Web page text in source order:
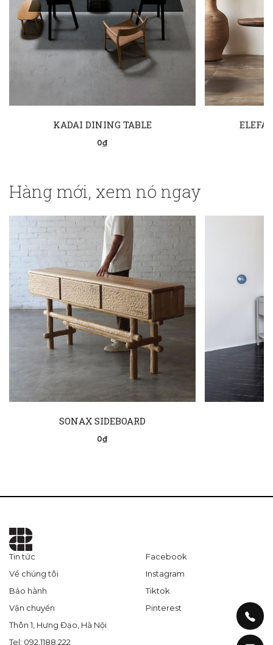
KADAI DINING TABLE
0₫
Hàng mới, xem nó ngay
SONAX SIDEBOARD
0₫
Tin tức
Về chúng tôi
Bảo hành
Vận chuyển
Facebook
Instagram
Tiktok
Pinterest
Thôn 1, Hưng Đạo, Hà Nội
Tel: 092.1188.222